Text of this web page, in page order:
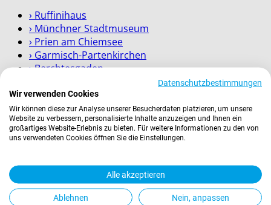
› Ruffinihaus
› Münchner Stadtmuseum
› Prien am Chiemsee
› Garmisch-Partenkirchen
› Berchtesgaden
Wissenswertes
Zahlung
Versand
Service für Firmenkunden
Rechtliches
Datenschutzbestimmungen
Wir verwenden Cookies
Wir können diese zur Analyse unserer Besucherdaten platzieren, um unsere
Website zu verbessern, personalisierte Inhalte anzuzeigen und Ihnen ein
großartiges Website-Erlebnis zu bieten. Für weitere Informationen zu den von
uns verwendeten Cookies öffnen Sie die Einstellungen.
Alle akzeptieren
Ablehnen Nein, anpassen